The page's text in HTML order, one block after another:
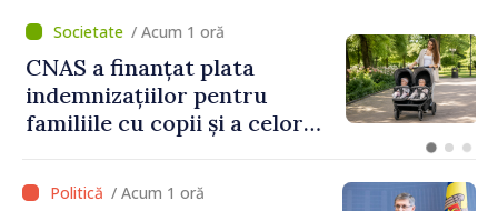
/ Acum 1 oră
CNAS a finanțat plata
indemnizațiilor pentru
familiile cu copii și a celor
temporară de muncă
/ Acum 1 oră